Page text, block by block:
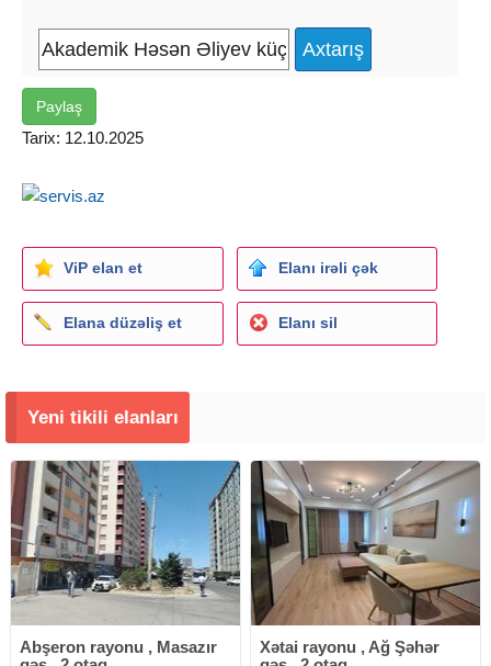
Paylaş
Tarix: 12.10.2025
ViP elan et Elanı irəli çək
Elana düzəliş et Elanı sil
Yeni tikili elanları
Abşeron rayonu , Masazır
Xətai rayonu , Ağ Şəhər